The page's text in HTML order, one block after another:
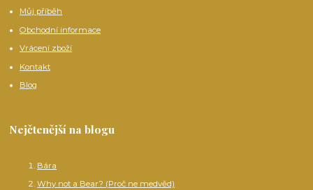
Můj příběh
Obchodní informace
Vrácení zboží
Kontakt
Blog
Nejčtenější na blogu
Bára
Why not a Bear? (Proč ne medvěd)